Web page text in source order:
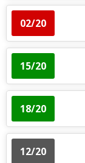
02/20
15/20
18/20
12/20